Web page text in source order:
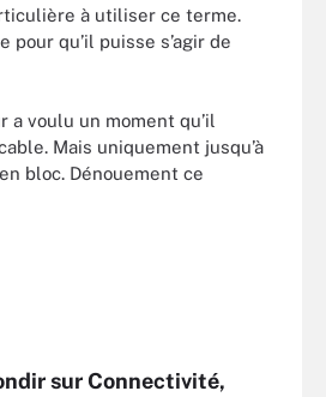
à utiliser ce terme.
pour qu’il puisse s’agir de
a voulu un moment qu’il
Mais uniquement jusqu’à
bloc. Dénouement ce
sur Connectivité,